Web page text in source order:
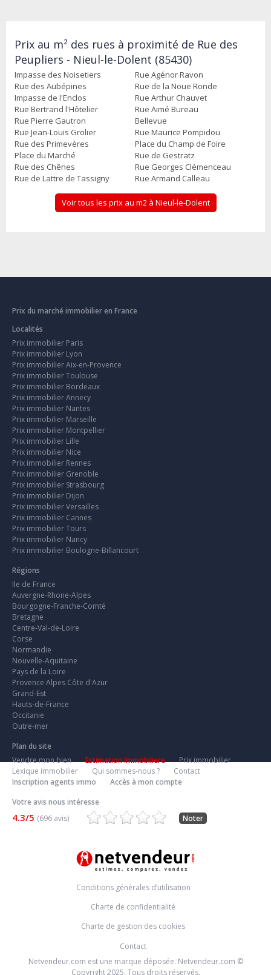
Prix au m² des rues à proximité de Rue des
Peupliers - Nieul-le-Dolent (85430)
Impasse des Noisetiers
Rue Agénor Ravon
Rue des Aubépines
Rue de la Noue Ronde
Impasse de l'Enclos
Rue Arthur Chauvet
Rue Bertrand l'Hôtelier
Rue Aimé Bureau
Rue Pierre Gautron
Bellevue
Rue Jean-Louis Grolier
Rue Maurice Pompidou
Rue des Primevères
Place du Champ de Foire
Place du Marché
Rue de Gestratz
Rue des Chênes
Rue Georges Clémenceau
Rue de Lattre de Tassigny
Rue Armand Calleau
Voir tous les prix au m2 à Nieul-le-Dolent
Prix du marché immobilier en France
Localités
Prix immobilier Paris
Prix immobilier Lyon
Prix immobilier Aix-en-Provence
Prix immobilier Toulouse
Prix immobilier Bordeaux
Prix immobilier Annecy
Prix immobilier Nantes
Prix immobilier Marseille
Prix immobilier Montpellier
Prix immobilier Lille
Prix immobilier Nice
Prix immobilier Rennes
Prix immobilier Grenoble
Prix immobilier Strasbourg
Prix immobilier Dijon
Prix immobilier Versailles
Prix immobilier Cannes
Prix immobilier Tours
Prix immobilier Nancy
Prix immobilier Boulogne-Billancourt
Régions
Ile de France
Auvergne-Rhone-Alpes
Bourgogne-Franche-Comté
Bretagne
Centre-Val-de-Loire
Corse
Normandie
Nouvelle-Aquitaine
Pays de la Loire
Provence Alpes Côte d'Azur
Grand-Est
Hauts-de-France
Occitanie
Outre-mer
Plan du site
Vendre mon bien
Estimation Immobiliere
Prix immobilier
Lexique immobilier
Qui sommes-nous ?
Contact
Inscription agents immo
Accès à mon compte
Votre avis nous intéresse
4.3/5 (696 avis) Noter
Conditions générales d’utilisation
Charte de confidentialité
Charte de gestion des cookies
Contact
Netvendeur.com est une marque déposée. Netvendeur.com ©
Copyright 2025. Tous droits réservés.